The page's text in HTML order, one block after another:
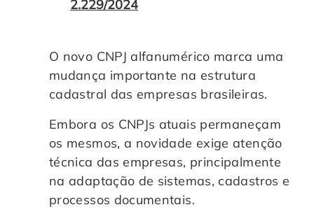
2.229/2024
O novo CNPJ alfanumérico marca uma
mudança importante na estrutura
cadastral das empresas brasileiras.
Embora os CNPJs atuais permaneçam
os mesmos, a novidade exige atenção
técnica das empresas, principalmente
na adaptação de sistemas, cadastros e
processos documentais.